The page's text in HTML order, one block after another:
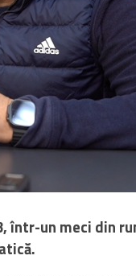
într-un meci din